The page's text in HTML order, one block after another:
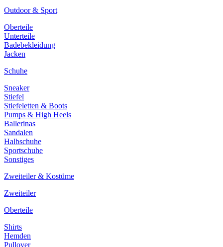
Outdoor & Sport
Oberteile
Unterteile
Badebekleidung
Jacken
Schuhe
Sneaker
Stiefel
Stiefeletten & Boots
Pumps & High Heels
Ballerinas
Sandalen
Halbschuhe
Sportschuhe
Sonstiges
Zweiteiler & Kostüme
Zweiteiler
Oberteile
Shirts
Hemden
Pullover